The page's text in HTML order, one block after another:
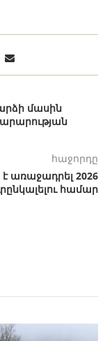
մասին
հաջորդը
առաջադրել 2026
համար